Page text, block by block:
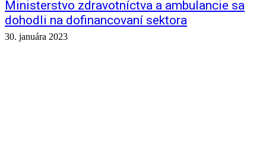
Ministerstvo zdravotníctva a ambulancie sa
dohodli na dofinancovaní sektora
30. januára 2023